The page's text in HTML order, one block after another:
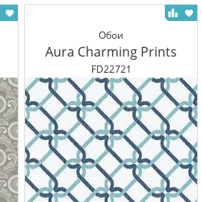
Обои
Aura Charming Prints
FD22721